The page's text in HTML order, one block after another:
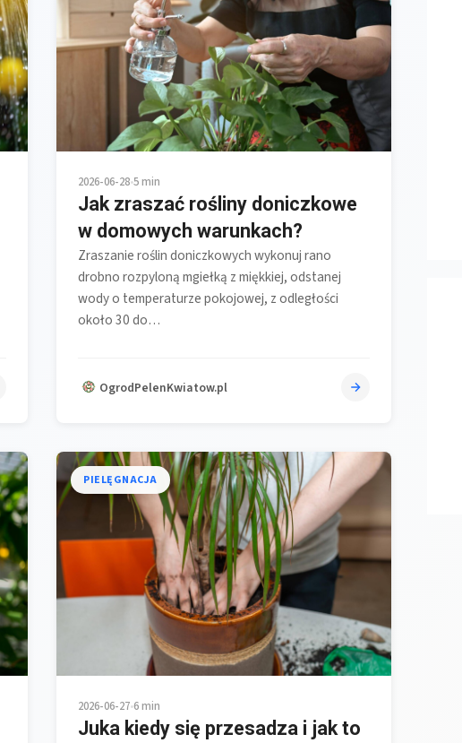
2026-06-28•5 min
Jak zraszać rośliny doniczkowe
w domowych warunkach?
Zraszanie roślin doniczkowych wykonuj rano
drobno rozpyloną mgiełką z miękkiej, odstanej
wody o temperaturze pokojowej, z odległości
około 30 do…
OgrodPelenKwiatow.pl
PIELĘGNACJA
2026-06-27•6 min
Juka kiedy się przesadza i jak to